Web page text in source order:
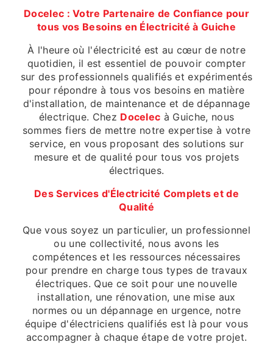
Docelec : Votre Partenaire de Confiance pour
tous vos Besoins en Électricité à Guiche
À l'heure où l'électricité est au cœur de notre
quotidien, il est essentiel de pouvoir compter
sur des professionnels qualifiés et expérimentés
pour répondre à tous vos besoins en matière
d'installation, de maintenance et de dépannage
électrique. Chez Docelec à Guiche, nous
sommes fiers de mettre notre expertise à votre
service, en vous proposant des solutions sur
mesure et de qualité pour tous vos projets
électriques.
Des Services d'Électricité Complets et de
Qualité
Que vous soyez un particulier, un professionnel
ou une collectivité, nous avons les
compétences et les ressources nécessaires
pour prendre en charge tous types de travaux
électriques. Que ce soit pour une nouvelle
installation, une rénovation, une mise aux
normes ou un dépannage en urgence, notre
équipe d'électriciens qualifiés est là pour vous
accompagner à chaque étape de votre projet.